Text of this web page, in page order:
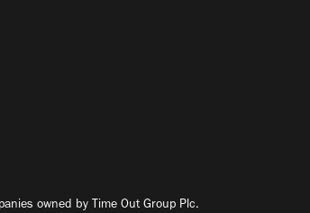
owned by Time Out Group Plc.